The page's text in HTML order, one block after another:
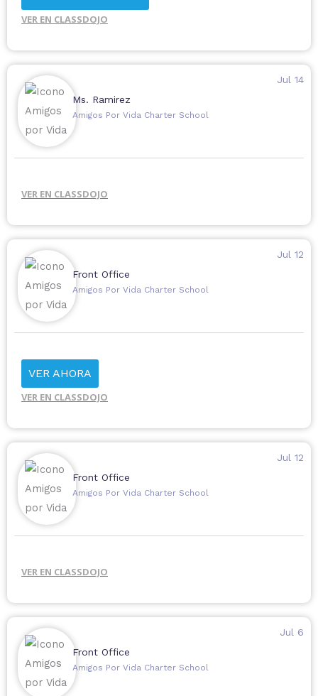
VER EN CLASSDOJO
Ms. Ramirez
Jul 14
Amigos Por Vida Charter School
VER EN CLASSDOJO
Front Office
Jul 12
Amigos Por Vida Charter School
VER AHORA
VER EN CLASSDOJO
Front Office
Jul 12
Amigos Por Vida Charter School
VER EN CLASSDOJO
Front Office
Jul 6
Amigos Por Vida Charter School